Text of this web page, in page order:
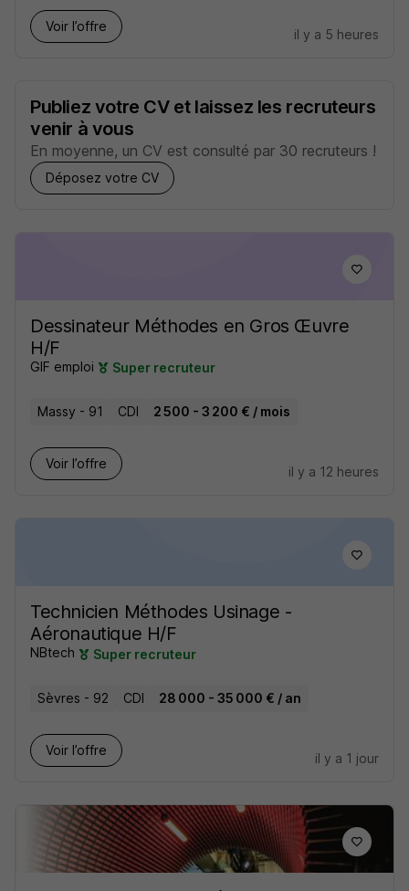
Voir l’offre
il y a 5 heures
Publiez votre CV et laissez les recruteurs
venir à vous
En moyenne, un CV est consulté par 30 recruteurs !
Déposez votre CV
Dessinateur Méthodes en Gros Œuvre
H/F
GIF emploi Super recruteur
Massy - 91 CDI 2 500 - 3 200 € / mois
Voir l’offre
il y a 12 heures
Technicien Méthodes Usinage -
Aéronautique H/F
NBtech Super recruteur
Sèvres - 92 CDI 28 000 - 35 000 € / an
Voir l’offre
il y a 1 jour